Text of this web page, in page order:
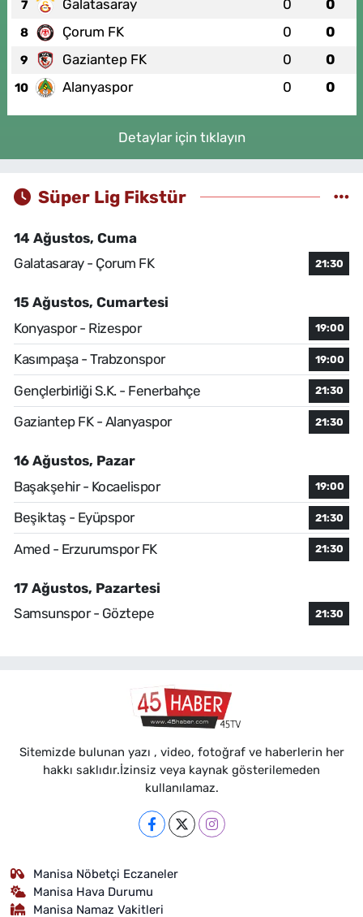
7 Galatasaray 0 0
8 Çorum FK 0 0
9 Gaziantep FK 0 0
10 Alanyaspor 0 0
Detaylar için tıklayın
Süper Lig Fikstür
14 Ağustos, Cuma
Galatasaray - Çorum FK
21:30
15 Ağustos, Cumartesi
Konyaspor - Rizespor
19:00
Kasımpaşa - Trabzonspor 19:00
Gençlerbirliği S.K. - Fenerbahçe 21:30
Gaziantep FK - Alanyaspor 21:30
16 Ağustos, Pazar
Başakşehir - Kocaelispor
19:00
Beşiktaş - Eyüpspor 21:30
Amed - Erzurumspor FK 21:30
17 Ağustos, Pazartesi
Samsunspor - Göztepe
21:30
Sitemizde bulunan yazı , video, fotoğraf ve haberlerin her
hakkı saklıdır.İzinsiz veya kaynak gösterilemeden
kullanılamaz.
Manisa Nöbetçi Eczaneler
Manisa Hava Durumu
Manisa Namaz Vakitleri